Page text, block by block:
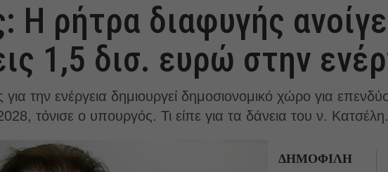
Η ρήτρα διαφυγής
1,5 δισ. ευρώ στην
την ενέργεια δημιουργεί δημοσιονομικό χώρο για
τόνισε ο υπουργός. Τι είπε για τα δάνεια του ν. Κατσέλη.
ΔΗΜΟΦΙΛΗ